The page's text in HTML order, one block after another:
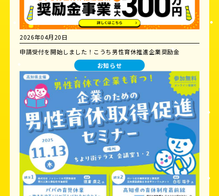
2026年04月20日
申請受付を開始しました！こうち男性育休推進企業奨励金
お知らせ